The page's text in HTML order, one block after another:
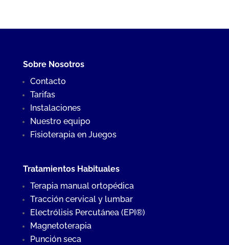
Sobre Nosotros
Contacto
Tarifas
Instalaciones
Nuestro equipo
Fisioterapia en Juegos
Tratamientos Habituales
Terapia manual ortopédica
Tracción cervical y lumbar
Electrólisis Percutánea (EPI®)
Magnetoterapia
Punción seca